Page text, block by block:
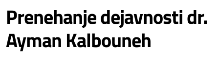
Prenehanje dejavnosti dr.
Ayman Kalbouneh